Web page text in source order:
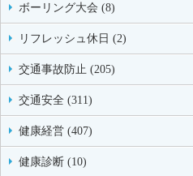
ボーリング大会 (8)
リフレッシュ休日 (2)
交通事故防止 (205)
交通安全 (311)
健康経営 (407)
健康診断 (10)